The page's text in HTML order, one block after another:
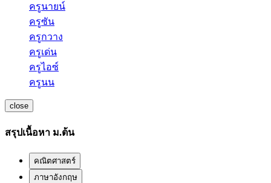
ครูนายน์
ครูซัน
ครูกวาง
ครูเด่น
ครูไอซ์
ครูนน
close
สรุปเนื้อหา ม.ต้น
คณิตศาสตร์
ภาษาอังกฤษ